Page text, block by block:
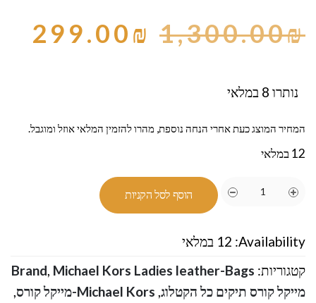
1,300.00₪
299.00₪
נותרו 8 במלאי
המחיר המוצג כעת אחרי הנחה נוספת, מהרו להזמין המלאי אוזל ומוגבל.
12 במלאי
הוסף לסל הקניות
Availability: 12 במלאי
קטגוריות:
Brand Michael Kors Ladies leather-Bags
מייקל קורס תיקים כל הקטלוג Michael Kors-מייקל קורס